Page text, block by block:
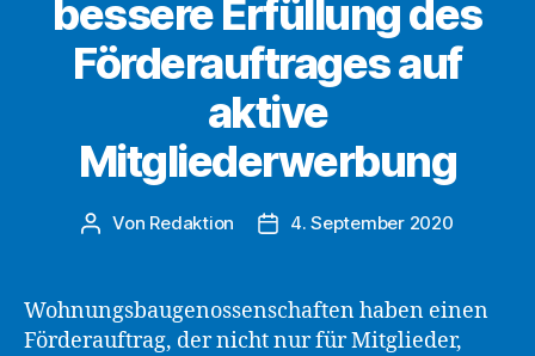
bessere Erfüllung des
Förderauftrages auf
aktive
Mitgliederwerbung
Beitragsautor
Von Redaktion Beitragsdatum
4. September 2020
Wohnungsbaugenossenschaften haben einen
Förderauftrag, der nicht nur für Mitglieder,